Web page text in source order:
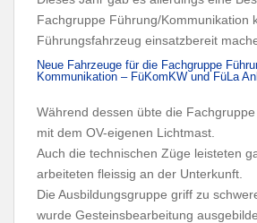
Fachgruppe Führung/Kommunikation
Führungsfahrzeug einsatzbereit
Neue Fahrzeuge für die Fachgruppe
Kommunikation – FüKomKW und FüLa
Während dessen übte die
mit dem OV-eigenen Lichtmast.
Auch die technischen Züge leisteten
arbeiteten fleissig an der Unterkunft.
Die Ausbildungsgruppe griff zu
wurde Gesteinsbearbeitung